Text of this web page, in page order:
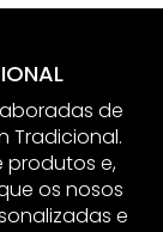
de
Tradicional.
e,
os nosos
e